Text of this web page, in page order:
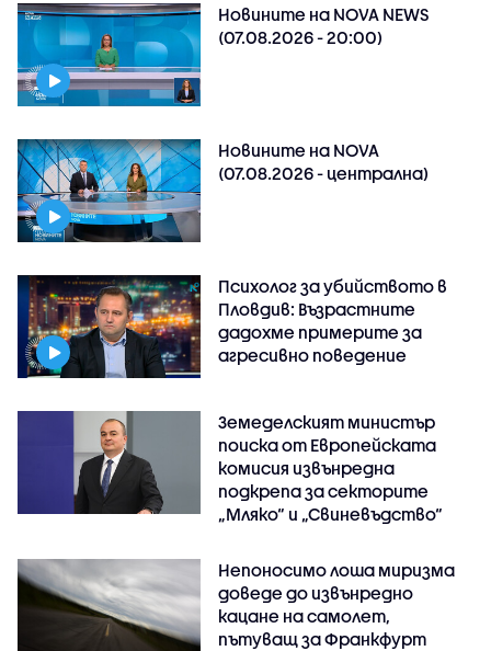
Новините на NOVA NEWS
(07.08.2026 - 20:00)
Новините на NOVA
(07.08.2026 - централна)
Психолог за убийството в
Пловдив: Възрастните
дадохме примерите за
агресивно поведение
Земеделският министър
поиска от Европейската
комисия извънредна
подкрепа за секторите
„Мляко“ и „Свиневъдство“
Непоносимо лоша миризма
доведе до извънредно
кацане на самолет,
пътуващ за Франкфурт